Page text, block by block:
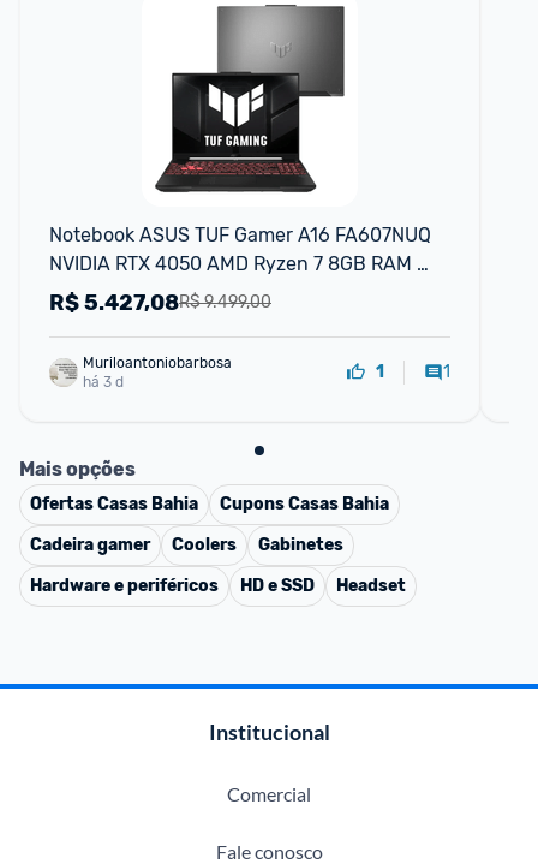
Notebook ASUS TUF Gamer A16 FA607NUQ
NVIDIA RTX 4050 AMD Ryzen 7 8GB RAM
512GB SSD Linux 16" LCD LED IPS FHD
R$ 9.499,00
R$5.427,08
Muriloantoniobarbosa
há 3 d
1 1
Mais opções
OfertasCasas Bahia CuponsCasas Bahia
Cadeira gamer
Coolers
Gabinetes
Hardware e periféricos
HD e SSD Headset
Institucional
Comercial
Fale conosco